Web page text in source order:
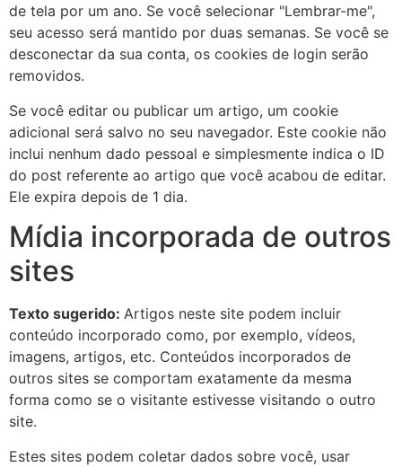
de tela por um ano. Se você selecionar "Lembrar-me",
seu acesso será mantido por duas semanas. Se você se
desconectar da sua conta, os cookies de login serão
removidos.
Se você editar ou publicar um artigo, um cookie
adicional será salvo no seu navegador. Este cookie não
inclui nenhum dado pessoal e simplesmente indica o ID
do post referente ao artigo que você acabou de editar.
Ele expira depois de 1 dia.
Mídia incorporada de outros
sites
Texto sugerido: Artigos neste site podem incluir
conteúdo incorporado como, por exemplo, vídeos,
imagens, artigos, etc. Conteúdos incorporados de
outros sites se comportam exatamente da mesma
forma como se o visitante estivesse visitando o outro
site.
Estes sites podem coletar dados sobre você, usar